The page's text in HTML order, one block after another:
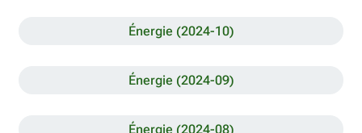
Énergie (2024-10)
Énergie (2024-09)
Énergie (2024-08)